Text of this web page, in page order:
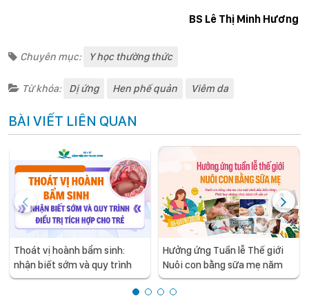
BS Lê Thị Minh Hương
Chuyên mục: Y học thường thức
Từ khóa: Dị ứng Hen phế quản Viêm da
BÀI VIẾT LIÊN QUAN
Thoát vị hoành bẩm sinh:
nhận biết sớm và quy trình
điều trị tích hợp cho trẻ -
Hưởng ứng Tuần lễ Thế giới
Nuôi con bằng sữa mẹ năm
2026